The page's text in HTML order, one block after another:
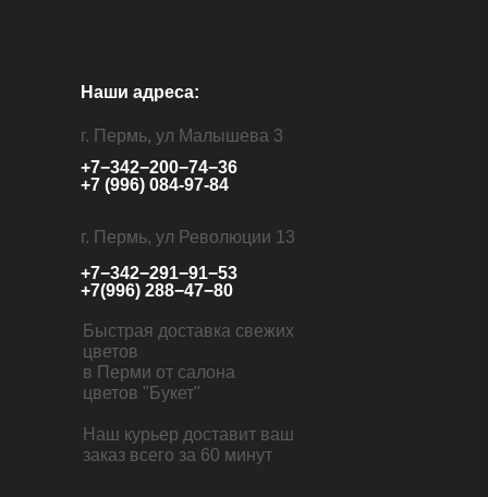
г. Пермь, ул Революции 13
г. Пермь, ул Малышева 3
+7−342−291−91−53
+7(996) 288−47−80
+7−342−200−74−36
+7 (996) 084-97-84
Наши адреса:
Быстрая доставка свежих
цветов
в Перми от салона
цветов "Букет"
Наш курьер доставит ваш
заказ всего за 60 минут